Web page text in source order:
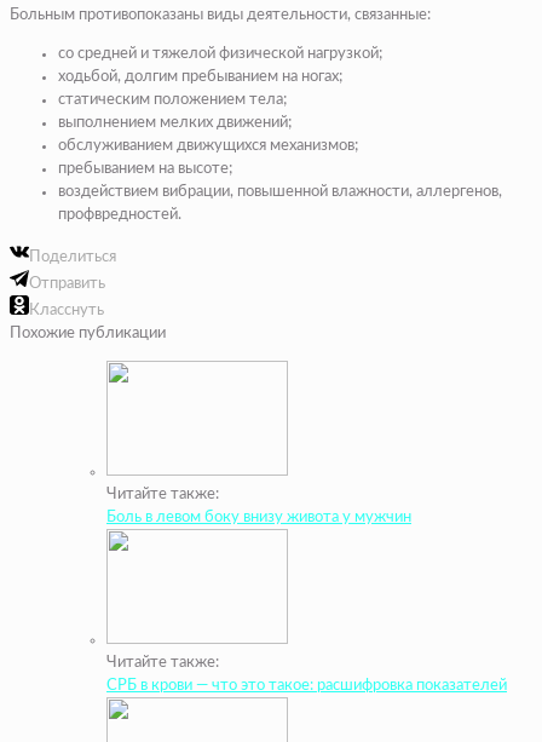
Больным противопоказаны виды деятельности, связанные:
со средней и тяжелой физической нагрузкой;
ходьбой, долгим пребыванием на ногах;
статическим положением тела;
выполнением мелких движений;
обслуживанием движущихся механизмов;
пребыванием на высоте;
воздействием вибрации, повышенной влажности, аллергенов,
профвредностей.
Поделиться
Отправить
Класснуть
Похожие публикации
Читайте также:
Боль в левом боку внизу живота у мужчин
Читайте также:
СРБ в крови — что это такое: расшифровка показателей